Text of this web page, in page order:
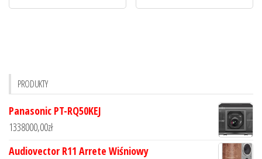
PRODUKTY
Panasonic PT-RQ50KEJ
1338000,00zł
Audiovector R11 Arrete Wiśniowy